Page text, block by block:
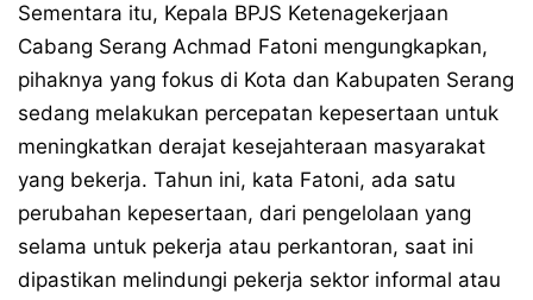
Sementara itu, Kepala BPJS Ketenagekerjaan
Cabang Serang Achmad Fatoni mengungkapkan,
pihaknya yang fokus di Kota dan Kabupaten Serang
sedang melakukan percepatan kepesertaan untuk
meningkatkan derajat kesejahteraan masyarakat
yang bekerja. Tahun ini, kata Fatoni, ada satu
perubahan kepesertaan, dari pengelolaan yang
selama untuk pekerja atau perkantoran, saat ini
dipastikan melindungi pekerja sektor informal atau